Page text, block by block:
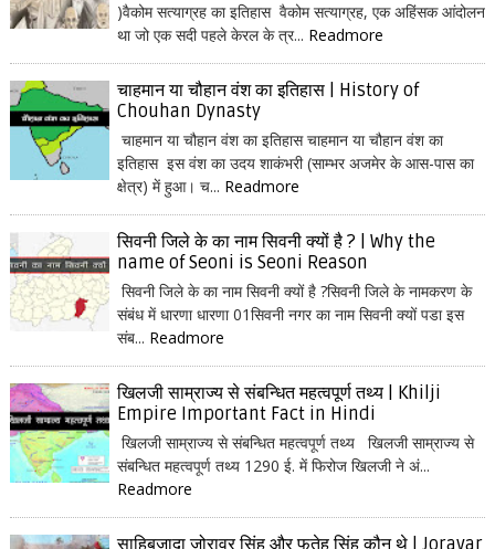
)वैकोम सत्याग्रह का इतिहास वैकोम सत्याग्रह, एक अहिंसक आंदोलन
था जो एक सदी पहले केरल के त्र... Readmore
चाहमान या चौहान वंश का इतिहास | History of
Chouhan Dynasty
चाहमान या चौहान वंश का इतिहास चाहमान या चौहान वंश का
इतिहास इस वंश का उदय शाकंभरी (साम्भर अजमेर के आस-पास का
क्षेत्र) में हुआ। च... Readmore
सिवनी जिले के का नाम सिवनी क्यों है ? | Why the
name of Seoni is Seoni Reason
सिवनी जिले के का नाम सिवनी क्यों है ?सिवनी जिले के नामकरण के
संबंध में धारणा धारणा 01सिवनी नगर का नाम सिवनी क्यों पडा इस
संब... Readmore
खिलजी साम्राज्य से संबन्धित महत्वपूर्ण तथ्य | Khilji
Empire Important Fact in Hindi
खिलजी साम्राज्य से संबन्धित महत्वपूर्ण तथ्य खिलजी साम्राज्य से
संबन्धित महत्वपूर्ण तथ्य 1290 ई. में फिरोज खिलजी ने अं...
Readmore
साहिबजादा जोरावर सिंह और फतेह सिंह कौन थे | Joravar